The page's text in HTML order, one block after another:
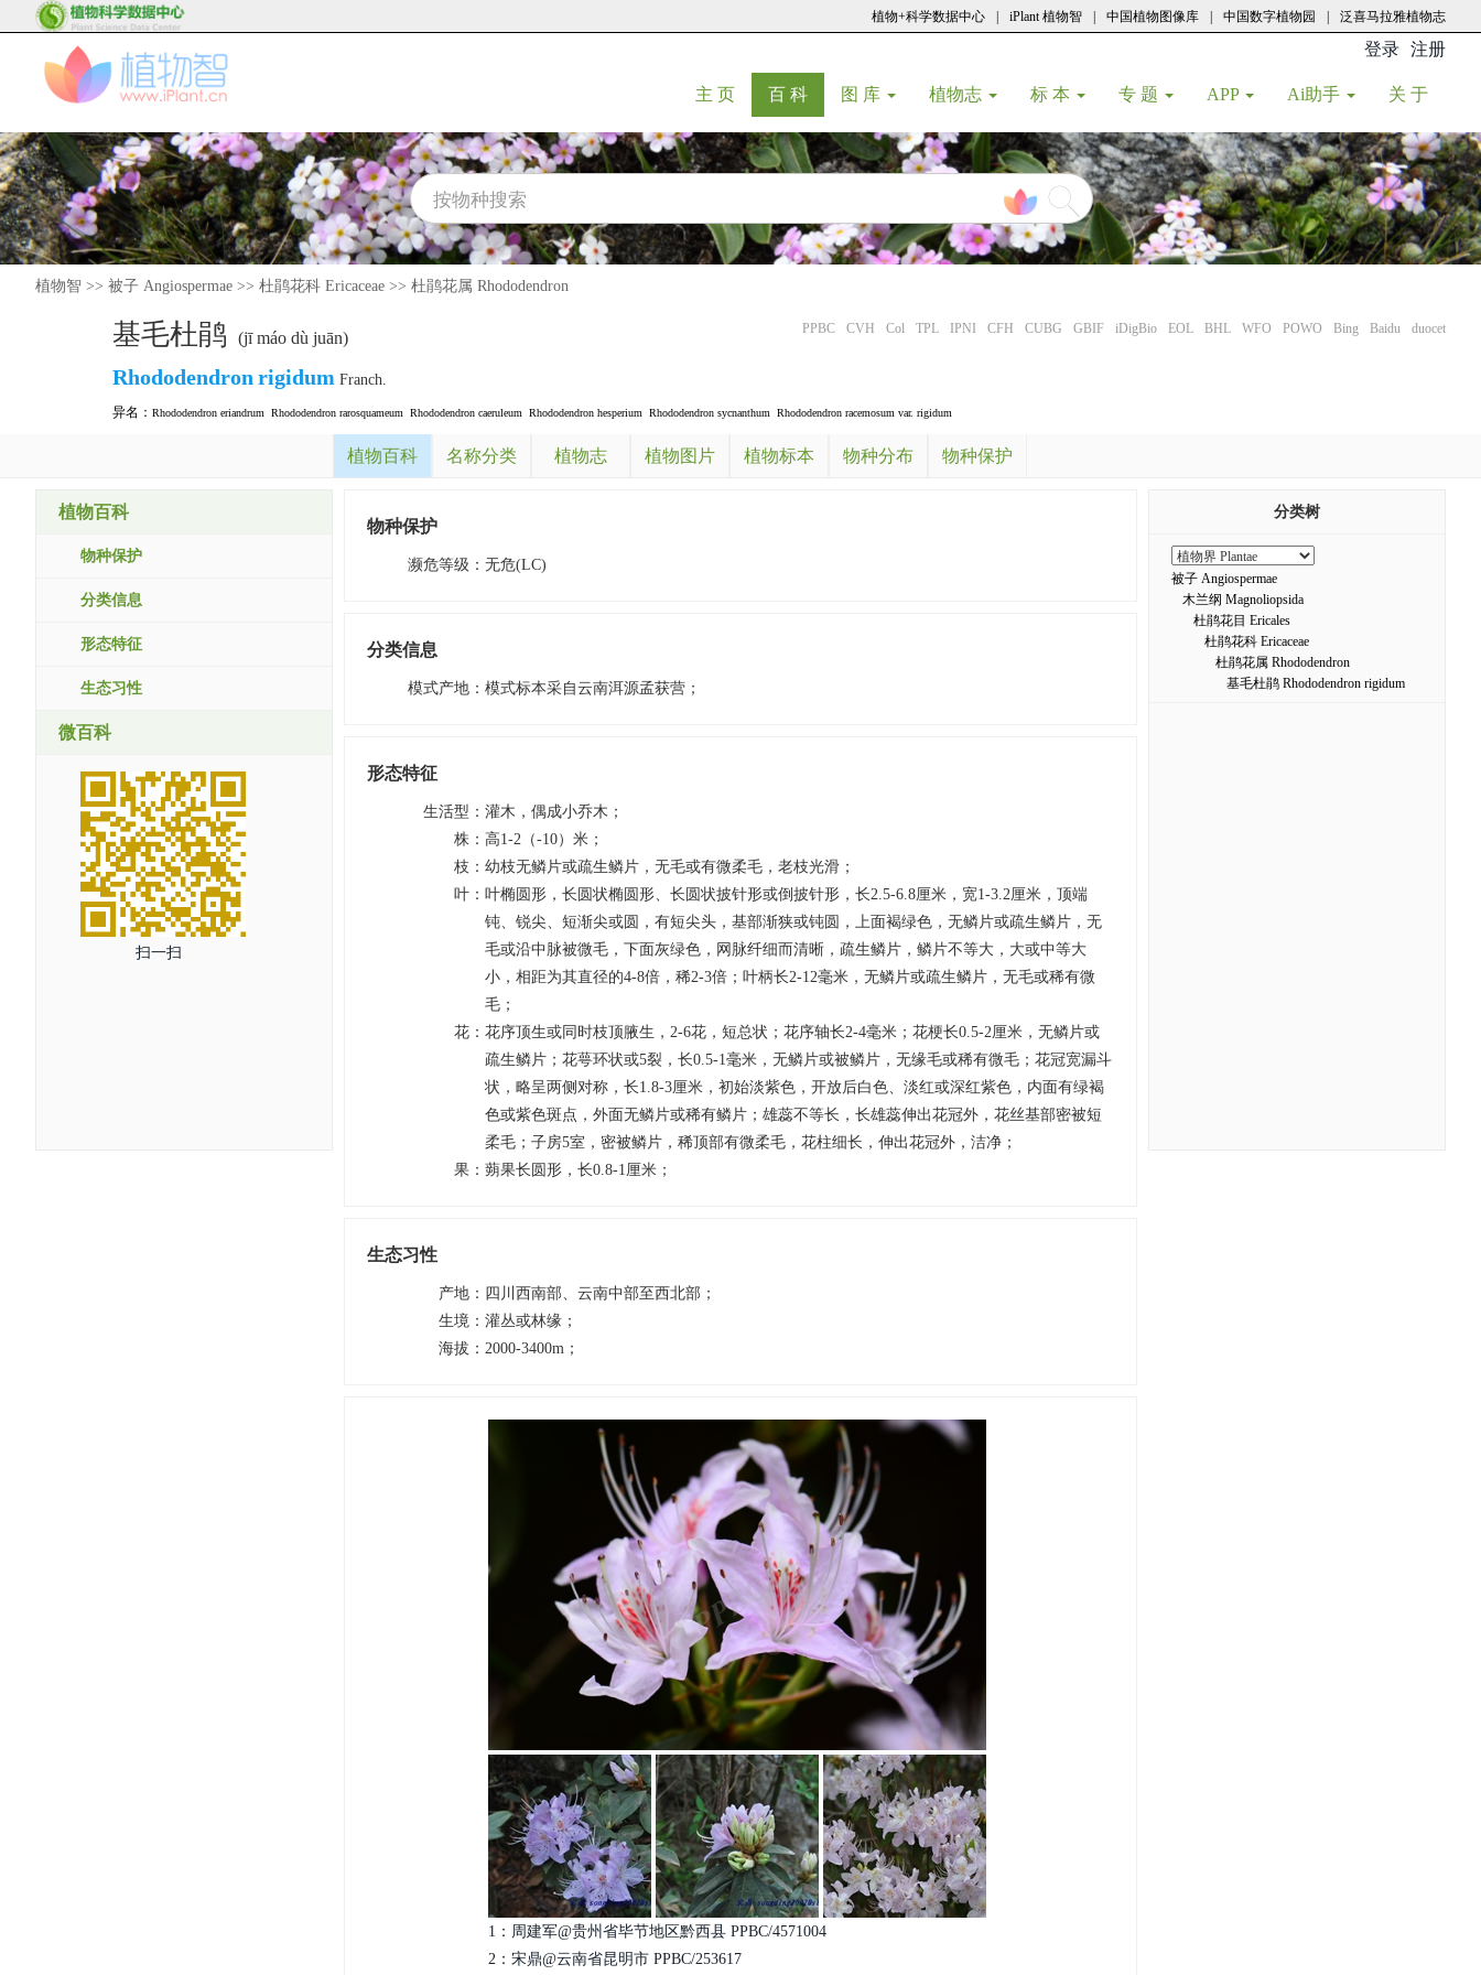
植物+科学数据中心 iPlant 植物智 中国植物图像库 中国数字植物园 泛喜马拉雅植物志
登录 注册
主 页(current)
百 科(current)
图 库 植物志 标 本 专 题 APP Ai助手 关 于
植物智 >> 被子 Angiospermae >> 杜鹃花科 Ericaceae >> 杜鹃花属 Rhododendron
基毛杜鹃 (jī máo dù juān) PPBC CVH Col TPL IPNI CFH CUBG GBIF iDigBio EOL BHL WFO POWO Bing Baidu duocet
Rhododendron rigidum Franch.
异名： Rhododendron eriandrum Rhododendron rarosquameum Rhododendron caeruleum Rhododendron hesperium Rhododendron sycnanthum Rhododendron racemosum var. rigidum
植物百科 名称分类 植物志 植物图片 植物标本 物种分布 物种保护
植物百科
物种保护
分类信息
形态特征
生态习性
微百科
扫一扫
物种保护
濒危等级 ： 无危(LC)
分类信息
模式产地 ： 模式标本采自云南洱源孟获营；
形态特征
生活型 ： 灌木，偶成小乔木；
株 ： 高1-2（-10）米；
枝 ： 幼枝无鳞片或疏生鳞片，无毛或有微柔毛，老枝光滑；
叶 ： 叶椭圆形，长圆状椭圆形、长圆状披针形或倒披针形，长2.5-6.8厘米，宽1-3.2厘米，顶端
钝、锐尖、短渐尖或圆，有短尖头，基部渐狭或钝圆，上面褐绿色，无鳞片或疏生鳞片，无
毛或沿中脉被微毛，下面灰绿色，网脉纤细而清晰，疏生鳞片，鳞片不等大，大或中等大
小，相距为其直径的4-8倍，稀2-3倍；叶柄长2-12毫米，无鳞片或疏生鳞片，无毛或稀有微
毛；
花 ： 花序顶生或同时枝顶腋生，2-6花，短总状；花序轴长2-4毫米；花梗长0.5-2厘米，无鳞片或
疏生鳞片；花萼环状或5裂，长0.5-1毫米，无鳞片或被鳞片，无缘毛或稀有微毛；花冠宽漏斗
状，略呈两侧对称，长1.8-3厘米，初始淡紫色，开放后白色、淡红或深红紫色，内面有绿褐
色或紫色斑点，外面无鳞片或稀有鳞片；雄蕊不等长，长雄蕊伸出花冠外，花丝基部密被短
柔毛；子房5室，密被鳞片，稀顶部有微柔毛，花柱细长，伸出花冠外，洁净；
果 ： 蒴果长圆形，长0.8-1厘米；
生态习性
产地 ： 四川西南部、云南中部至西北部；
生境 ： 灌丛或林缘；
海拔 ： 2000-3400m；
1：周建军@贵州省毕节地区黔西县 PPBC/4571004
2：宋鼎@云南省昆明市 PPBC/253617
分类树
被子 Angiospermae
木兰纲 Magnoliopsida
杜鹃花目 Ericales
杜鹃花科 Ericaceae
杜鹃花属 Rhododendron
基毛杜鹃 Rhododendron rigidum